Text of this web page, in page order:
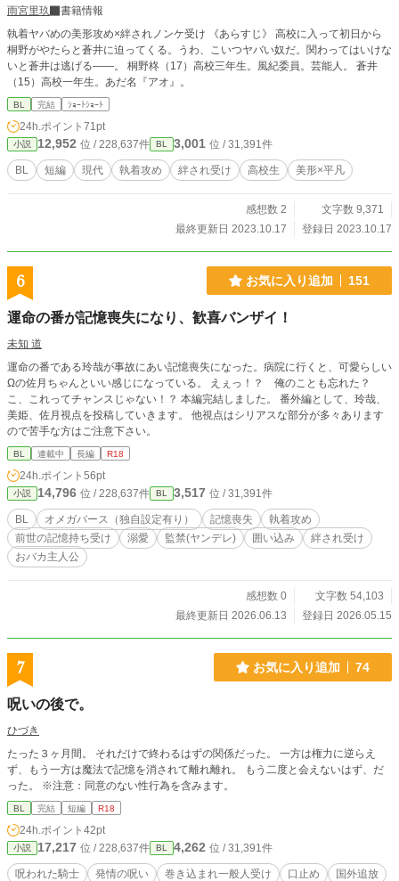
雨宮里玖
書籍情報
執着ヤバめの美形攻め×絆されノンケ受け 《あらすじ》 高校に入って初日から
桐野がやたらと蒼井に迫ってくる。うわ、こいつヤバい奴だ。関わってはいけな
いと蒼井は逃げる——。 桐野柊（17）高校三年生。風紀委員。芸能人。 蒼井
（15）高校一年生。あだ名『アオ』。
BL 完結 ｼｮｰﾄｼｮｰﾄ
24h.ポイント 71pt
小説 12,952 位 / 228,637件 BL 3,001 位 / 31,391件
BL 短編 現代 執着攻め 絆され受け 高校生 美形×平凡
感想数 2
文字数 9,371
最終更新日 2023.10.17
登録日 2023.10.17
6 お気に入り追加 151
運命の番が記憶喪失になり、歓喜バンザイ！
未知 道
運命の番である玲哉が事故にあい記憶喪失になった。病院に行くと、可愛らしい
Ωの佐月ちゃんといい感じになっている。 えぇっ！？ 俺のことも忘れた？
こ、これってチャンスじゃない！？ 本編完結しました。 番外編として、玲哉、
美姫、佐月視点を投稿していきます。 他視点はシリアスな部分が多々あります
ので苦手な方はご注意下さい。
BL 連載中 長編 R18
24h.ポイント 56pt
小説 14,796 位 / 228,637件 BL 3,517 位 / 31,391件
BL オメガバース（独自設定有り） 記憶喪失
執着攻め
前世の記憶持ち受け
溺愛 監禁(ヤンデレ) 囲い込み
絆され受け
おバカ主人公
感想数 0
文字数 54,103
最終更新日 2026.06.13
登録日 2026.05.15
7 お気に入り追加 74
呪いの後で。
ひづき
たった３ヶ月間。 それだけで終わるはずの関係だった。 一方は権力に逆らえ
ず、もう一方は魔法で記憶を消されて離れ離れ。 もう二度と会えないはず、だ
った。 ※注意：同意のない性行為を含みます。
BL 完結 短編 R18
24h.ポイント 42pt
小説 17,217 位 / 228,637件 BL 4,262 位 / 31,391件
呪われた騎士 発情の呪い 巻き込まれ一般人受け 口止め
国外追放